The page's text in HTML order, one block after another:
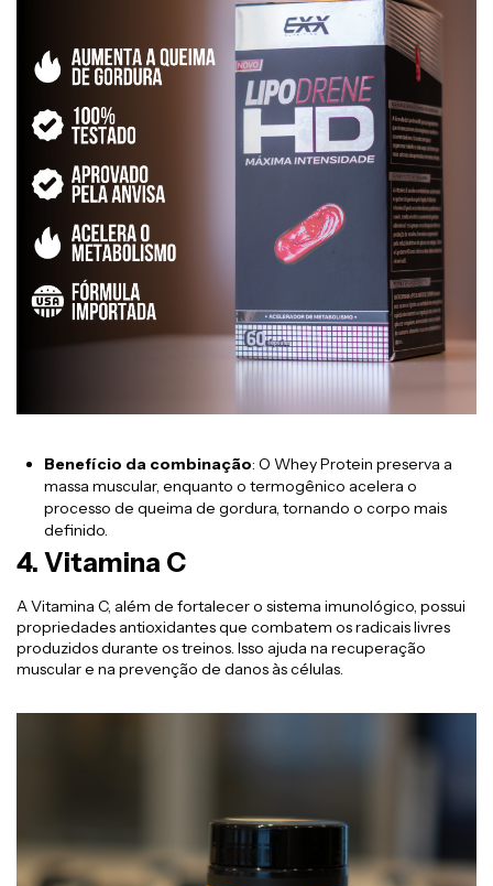
Benefício da combinação: O Whey Protein preserva a
massa muscular, enquanto o termogênico acelera o
processo de queima de gordura, tornando o corpo mais
definido.
4. Vitamina C
A Vitamina C, além de fortalecer o sistema imunológico, possui
propriedades antioxidantes que combatem os radicais livres
produzidos durante os treinos. Isso ajuda na recuperação
muscular e na prevenção de danos às células.